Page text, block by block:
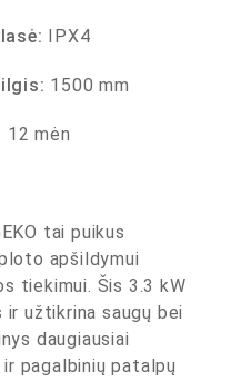
IPX4
1500 mm
12 mėn
tai puikus
apšildymui
tiekimui. Šis 3.3 kW
užtikrina saugų bei
daugiausiai
pagalbinių patalpų